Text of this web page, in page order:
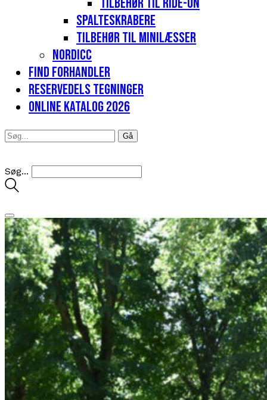
Spalteskrabere
Tilbehør til minilæsser
Nordicc
Find forhandler
Reservedels tegninger
Online katalog 2026
Søg...